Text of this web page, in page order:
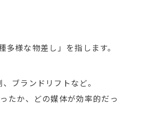
様な物差し」を指します。
ブランドリフトなど。
たか、どの媒体が効率的だっ